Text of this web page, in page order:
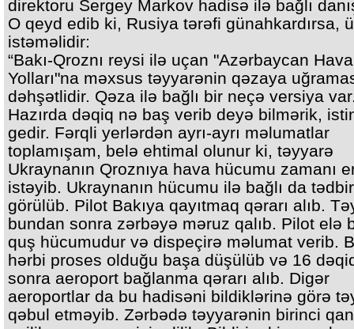
direktoru Sergey Markov hadisə ilə bağlı
O qeyd edib ki, Rusiya tərəfi günahkardırsa,
istəməlidir:
“Bakı-Qroznı reysi ilə uçan "Azərbaycan Hava
Yolları"na məxsus təyyarənin qəzaya
dəhşətlidir. Qəza ilə bağlı bir neçə versiya
Hazırda dəqiq nə baş verib deyə bilmərik,
gedir. Fərqli yerlərdən ayrı-ayrı məlumatlar
toplamışam, belə ehtimal olunur ki, təyyarə
Ukraynanın Qroznıya hava hücumu zamanı
istəyib. Ukraynanın hücumu ilə bağlı da
görülüb. Pilot Bakıya qayıtmaq qərarı alıb.
bundan sonra zərbəyə məruz qalıb. Pilot elə
quş hücumudur və dispeçirə məlumat verib.
hərbi proses olduğu başa düşülüb və 16
sonra aeroport bağlanma qərarı alıb. Digər
aeroportlar da bu hadisəni bildiklərinə görə
qəbul etməyib. Zərbədə təyyarənin birinci